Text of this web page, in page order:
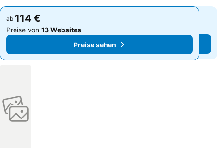
ab 114 €
Preise von 13 Websites
Preise sehen
ab 114 €
Preise von 13 Websites
Preise sehen